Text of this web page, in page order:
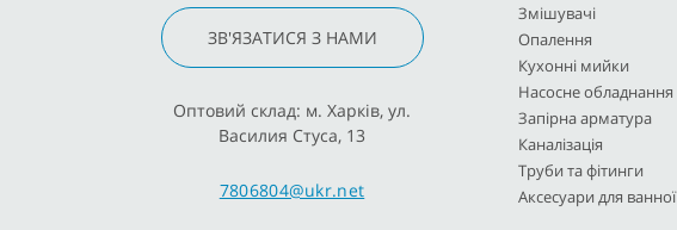
ЗВ'ЯЗАТИСЯ З НАМИ
Оптовий склад: м. Харків, ул.
Василия Стуса, 13
7806804@ukr.net
Змішувачі
Опалення
Кухонні мийки
Насосне обладнання
Запірна арматура
Каналізація
Труби та фітинги
Аксесуари для ванної